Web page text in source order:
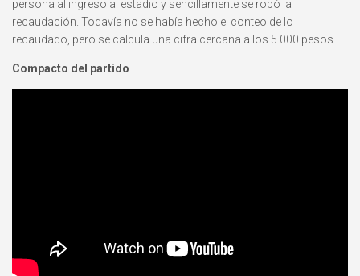
persona al ingreso al estadio y sencillamente se robó la
recaudación. Todavía no se había hecho el conteo de lo
recaudado, pero se calcula una cifra cercana a los 5.000 pesos.
Compacto del partido